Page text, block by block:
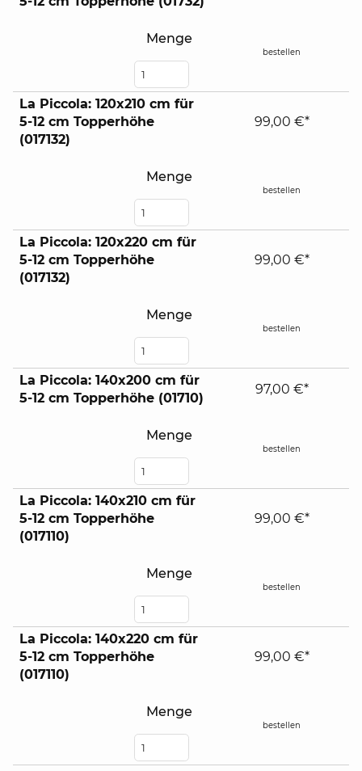
Menge
bestellen
La Piccola: 120x210 cm für
5-12 cm Topperhöhe
(017132)
Menge
99,00 €*
bestellen
La Piccola: 120x220 cm für
5-12 cm Topperhöhe
(017132)
Menge
99,00 €*
bestellen
La Piccola: 140x200 cm für
5-12 cm Topperhöhe (01710)
Menge
97,00 €*
bestellen
La Piccola: 140x210 cm für
5-12 cm Topperhöhe
(017110)
Menge
99,00 €*
bestellen
La Piccola: 140x220 cm für
5-12 cm Topperhöhe
(017110)
Menge
99,00 €*
bestellen